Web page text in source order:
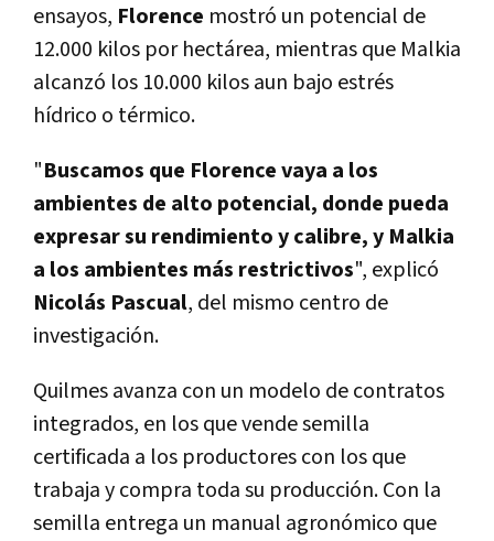
ensayos, Florence mostró un potencial de
12.000 kilos por hectárea, mientras que Malkia
alcanzó los 10.000 kilos aun bajo estrés
hídrico o térmico.
"Buscamos que Florence vaya a los
ambientes de alto potencial, donde pueda
expresar su rendimiento y calibre, y Malkia
a los ambientes más restrictivos", explicó
Nicolás Pascual, del mismo centro de
investigación.
Quilmes avanza con un modelo de contratos
integrados, en los que vende semilla
certificada a los productores con los que
trabaja y compra toda su producción. Con la
semilla entrega un manual agronómico que